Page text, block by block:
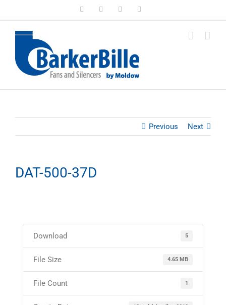
LinkedInFacebookInstagram
Previous Next
DAT-500-37D
Download 5
File Size 4.65 MB
File Count 1